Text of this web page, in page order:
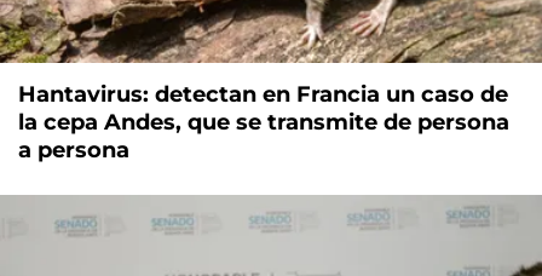
Hantavirus: detectan en Francia un caso de
la cepa Andes, que se transmite de persona
a persona